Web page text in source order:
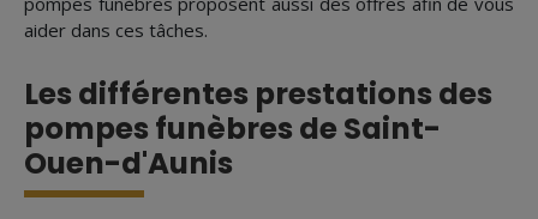
aider dans ces tâches.
Les différentes prestations des
pompes funèbres de Saint-
Ouen-d'Aunis